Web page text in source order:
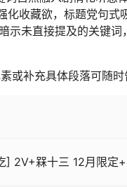
化收藏欲，标题党句式
示未直接提及的关键词
或补充具体段落可随
] 2V+槑十三 12月限定